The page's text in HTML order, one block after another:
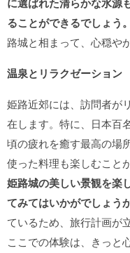
ることができるでしょう。
路城と相まって、心穏や
温泉とリラクゼーション
姫路近郊には、訪問者が
在します。特に、日本百
頃の疲れを癒す最高の場
使った料理も楽しむこと
姫路城の美しい景観を楽
てみてはいかがでしょうか
ているため、旅行計画が
ここでの体験は、きっと